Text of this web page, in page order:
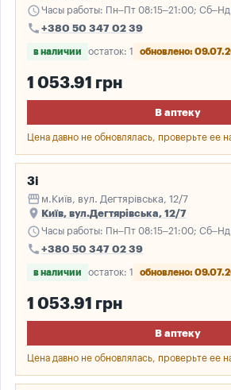
scheduleЧасы работы: Пн–Пт 08:15–21:00;
call +380 50 347 02 39
в наличии остаток: 1 обновлено:
1 053.91 грн
В аптеку
Цена давно не обновлялась, проверьте ее
3і
storefront м.Київ, вул. Дегтярівська, 12/7
place Київ, вул.Дегтярівська, 12/7
scheduleЧасы работы: Пн–Пт 08:15–21:00;
call +380 50 347 02 39
в наличии остаток: 1 обновлено:
1 053.91 грн
В аптеку
Цена давно не обновлялась, проверьте ее